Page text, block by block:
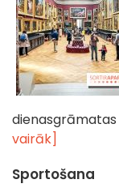
vairāk]
Sportošana